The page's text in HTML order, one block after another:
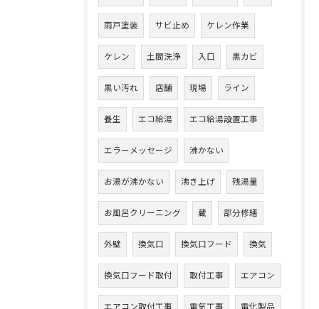
雨戸塗装 サビ止め ケレン作業
ケレン 土間洗浄 入口 黒カビ
黒い汚れ 店舗 現場 ライン
養生 エコ給湯 エコ給湯設置工事
エラーメッセージ 沸かない
お湯が沸かない 沸き上げ 残湯量
お風呂クリーニング 蔵 部分修繕
外壁 換気口 換気口フード 換気
換気口フード取付 取付工事 エアコン
エアコン取付工事 電気工事 電化製品